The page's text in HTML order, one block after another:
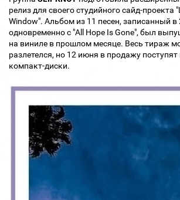
релиз для своего студийного сайд-проекта
Window". Альбом из 11 песен, записанный в
одновременно с "All Hope Is Gone", был
на виниле в прошлом месяце. Весь тираж
разлетелся, но 12 июня в продажу
компакт-диски.